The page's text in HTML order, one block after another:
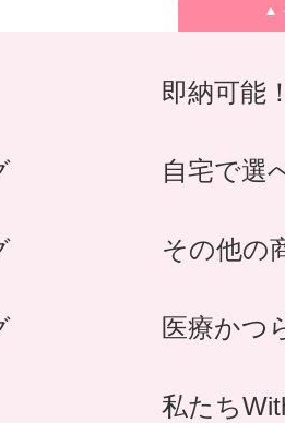
▲
即納可能
自宅で選
その他の
医療かつ
私たち